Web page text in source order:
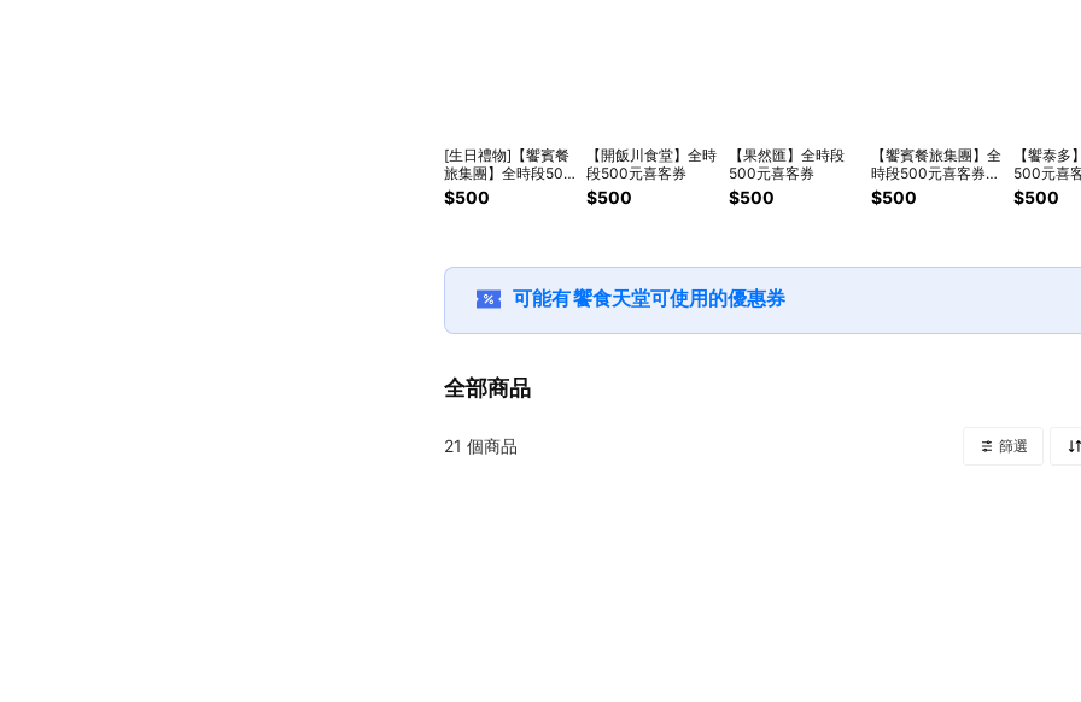
[生日禮物]【饗賓餐
旅集團】全時段500
元喜客券(適用：饗
食天堂/果然匯/開飯
$500
【開飯川食堂】全時
段500元喜客券
$500
【果然匯】全時段
500元喜客券
$500
【饗賓餐旅集團】全
時段500元喜客券
(適用：饗食天堂/果
然匯/開飯川食堂/饗
$500
【饗泰多
500元喜
$500
可能有饗食天堂可使用的優惠券
全部商品
21 個商品 篩選